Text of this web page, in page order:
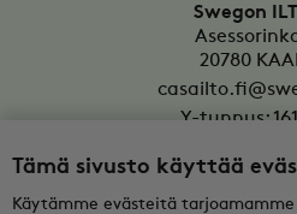
Swegon
20780
Y-tunnus:
Oy
Tämä sivusto käyttää
Käytämme evästeitä